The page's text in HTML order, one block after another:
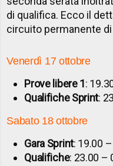
di qualifica. Ecco il
circuito permanente
Venerdì 17 ottobre
Prove libere 1:
Qualifiche Sprint:
Sabato 18 ottobre
Gara Sprint: 19.00
Qualifiche: 23.00 –